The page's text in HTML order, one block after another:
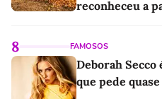
reconheceu a
8 FAMOSOS
Deborah
que pede